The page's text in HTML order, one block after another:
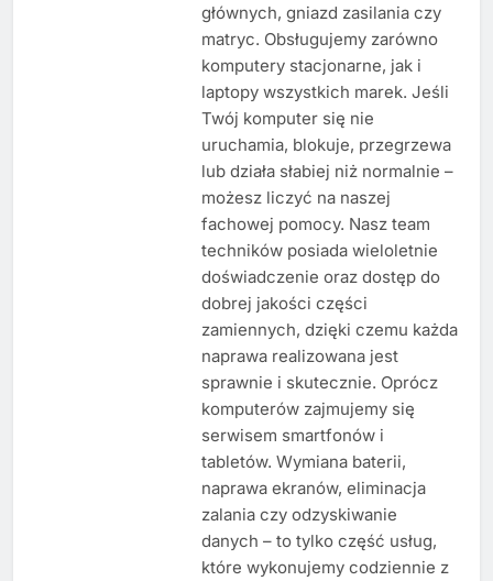
głównych, gniazd zasilania czy
matryc. Obsługujemy zarówno
komputery stacjonarne, jak i
laptopy wszystkich marek. Jeśli
Twój komputer się nie
uruchamia, blokuje, przegrzewa
lub działa słabiej niż normalnie –
możesz liczyć na naszej
fachowej pomocy. Nasz team
techników posiada wieloletnie
doświadczenie oraz dostęp do
dobrej jakości części
zamiennych, dzięki czemu każda
naprawa realizowana jest
sprawnie i skutecznie. Oprócz
komputerów zajmujemy się
serwisem smartfonów i
tabletów. Wymiana baterii,
naprawa ekranów, eliminacja
zalania czy odzyskiwanie
danych – to tylko część usług,
które wykonujemy codziennie z